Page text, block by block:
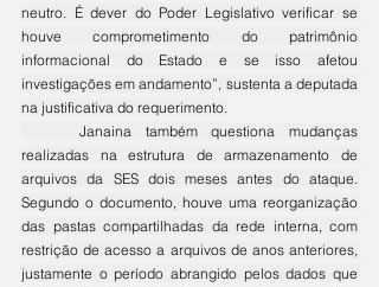
neutro. É dever do Poder Legislativo verificar se
houve comprometimento do patrimônio
informacional do Estado e se isso afetou
investigações em andamento”, sustenta a deputada
na justificativa do requerimento.
realizadas na estrutura de armazenamento de
arquivos da SES dois meses antes do ataque.
Segundo o documento, houve uma reorganização
das pastas compartilhadas da rede interna, com
restrição de acesso a arquivos de anos anteriores,
justamente o período abrangido pelos dados que